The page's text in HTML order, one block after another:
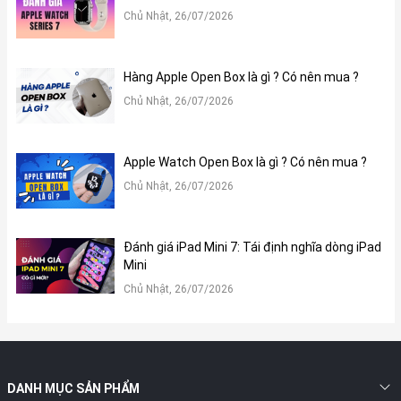
3. Cấu hình và hiệu năng
iPhone 6s được trang bị bộ vi xử lý Apple A9 2 nhân tốc độ 1.8
vậy con chip này vẫn có khả năng xử lý tốt và mang đến trải
nghiệm khá ổn định đến người dùng. Dù chỉ có 2GB RAM nhưng
iPhone 6s vẫn chạy mượt mà, bên cạnh đó mình còn có thể mở
niệm cùng bạn bè. Khi đo điểm hiệu năng nhanh bằng phần mềm
máy đạt 68.675 điểm CPU và GPU đạt 49.403 điểm. Để đánh giá
bộ xử lý A9, mình sẽ trải nghiệm thử một số tựa game phổ biến
Chủ Nhật, 26/07/2026
Hàng Apple Open Box là gì ? Có nên mua ?
Chủ Nhật, 26/07/2026
Apple Watch Open Box là gì ? Có nên mua ?
Chủ Nhật, 26/07/2026
Đánh giá iPad Mini 7: Tái định nghĩa dòng iPad
Mini
Chủ Nhật, 26/07/2026
DANH MỤC SẢN PHẨM